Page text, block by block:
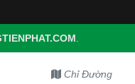
Chỉ Đường